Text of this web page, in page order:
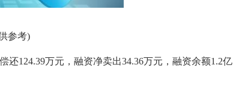
参考)
还124.39万元，融资净卖出34.36万元，融资余额1.2亿